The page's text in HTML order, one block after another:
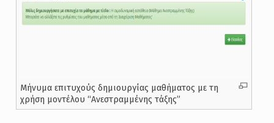
Μήνυμα επιτυχούς δημιουργίας μαθήματος με τη
χρήση μοντέλου “Ανεστραμμένης τάξης”